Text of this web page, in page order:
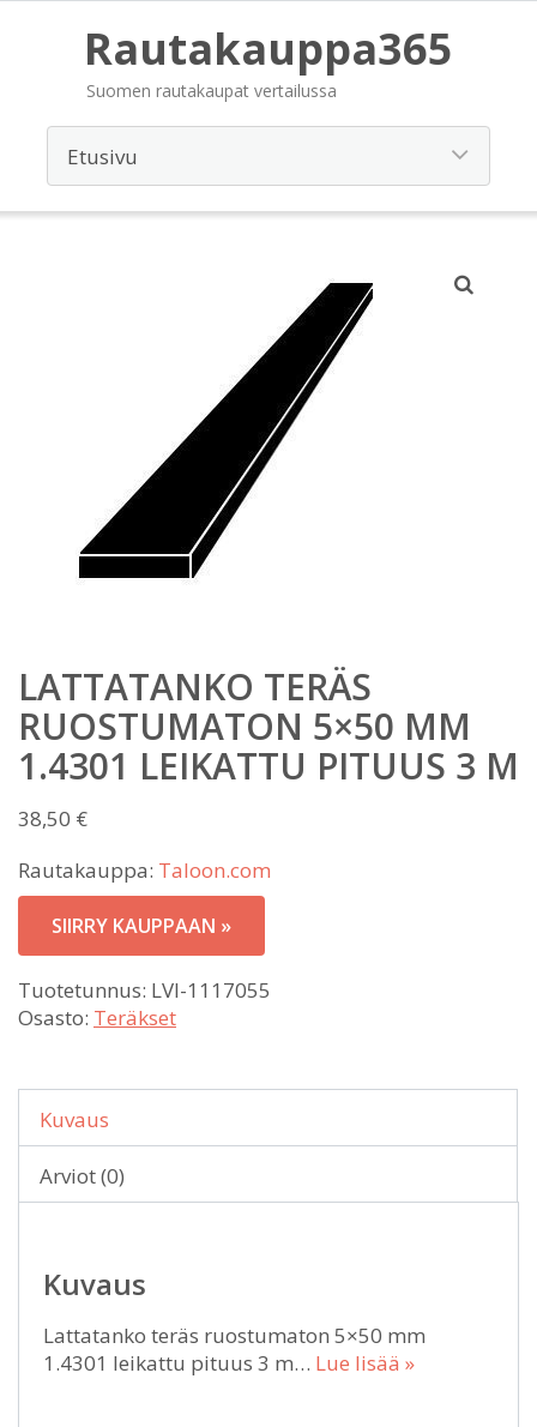
Rautakauppa365
Suomen rautakaupat vertailussa
LATTATANKO TERÄS
RUOSTUMATON 5×50 MM
1.4301 LEIKATTU PITUUS 3 M
38,50 €
Rautakauppa: Taloon.com
SIIRRY KAUPPAAN »
Tuotetunnus: LVI-1117055
Osasto: Teräkset
Kuvaus
Arviot (0)
Kuvaus
Lattatanko teräs ruostumaton 5×50 mm
1.4301 leikattu pituus 3 m… Lue lisää »